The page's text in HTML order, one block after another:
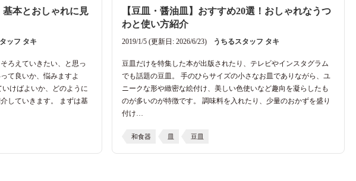
基本とおしゃれに見
ッフ タキ
ろえていきたい、と思っ
て良いか、悩みますよ
けばよいか、どのように
していきます。 まずは基
【豆皿・醤油皿】おすすめ20選！おしゃれなうつ
わと使い方紹介
2019/1/5 (更新日: 2026/6/23) うちるスタッフ タキ
豆皿だけを特集した本が出版されたり、テレビやインスタグラム
でも話題の豆皿。 手のひらサイズの小さなお皿でありながら、ユ
ニークな形や緻密な絵付け、美しい色使いなど趣向を凝らしたも
のが多いのが特徴です。 調味料を入れたり、少量のおかずを盛り
付け…
和食器 皿 豆皿